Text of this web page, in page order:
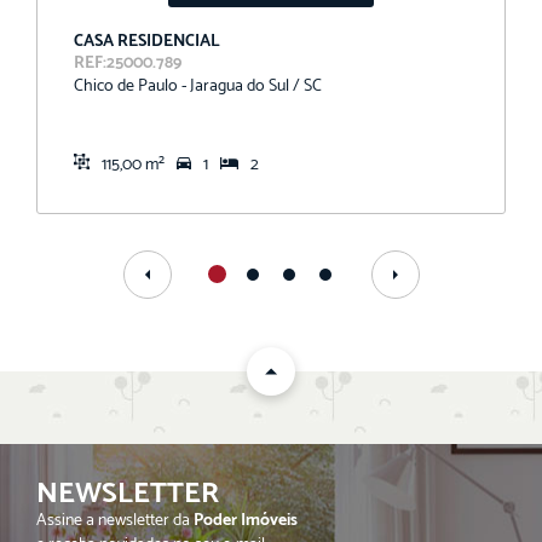
CASA RESIDENCIAL
REF:25000.789
Chico de Paulo - Jaragua do Sul / SC
115,00 m² 1 2
NEWSLETTER
Assine a newsletter daPoder Imóveis